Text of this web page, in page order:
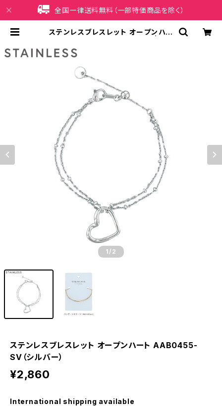
全国一律送料無料（一部特価商品を除く）
ステンレスブレスレット オープンハー
oneケース販売店 イマイ屋
1 /2
ステンレスブレスレット オープンハート AAB0455-
SV（シルバー）
¥2,860
International shipping available